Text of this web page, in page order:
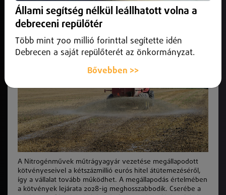
kötvényeseivel a kétszázmillió eurós hitel átütemezéséről,
így a vállalat tovább működhet.
A Nitrogénművek műtrágyagyár vezetése megállapodott
kötvényeseivel a kétszázmillió eurós hitel átütemezéséről,
így a vállalat tovább működhet. A megállapodás értelmében
a kötvények lejárata 2028-ig meghosszabbodik. Cserébe a
Állami segítség nélkül leállhatott volna a
debreceni repülőtér
Több mint 700 millió forinttal segítette idén
Debrecen a saját repülőterét az önkormányzat.
Bővebben >>